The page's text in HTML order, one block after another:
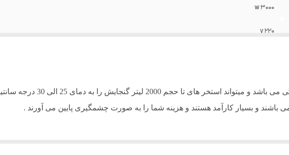
3000 w
220 v
باشند و بسیار کارآمد هستند و هزینه شما را به صورت چشمگیری پایین می آورند .